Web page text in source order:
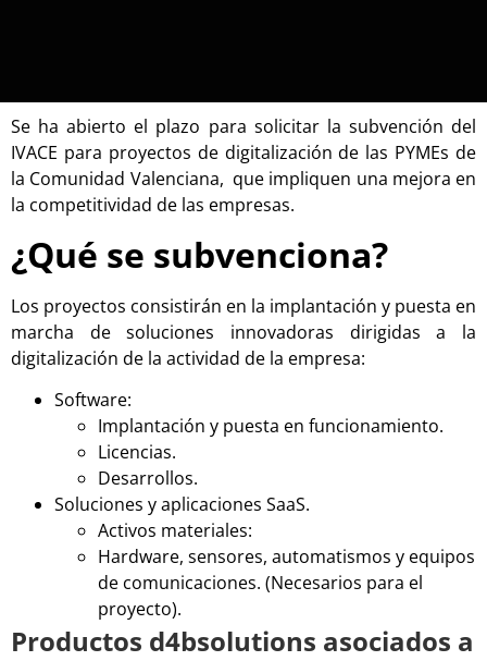
Se ha abierto el plazo para solicitar la subvención del
IVACE para proyectos de digitalización de las PYMEs de
la Comunidad Valenciana, que impliquen una mejora en
la competitividad de las empresas.
¿Qué se subvenciona?
Los proyectos consistirán en la implantación y puesta en
marcha de soluciones innovadoras dirigidas a la
digitalización de la actividad de la empresa:
Software:
Implantación y puesta en funcionamiento.
Licencias.
Desarrollos.
Soluciones y aplicaciones SaaS.
Activos materiales:
Hardware, sensores, automatismos y equipos
de comunicaciones. (Necesarios para el
proyecto).
Productos d4bsolutions asociados a